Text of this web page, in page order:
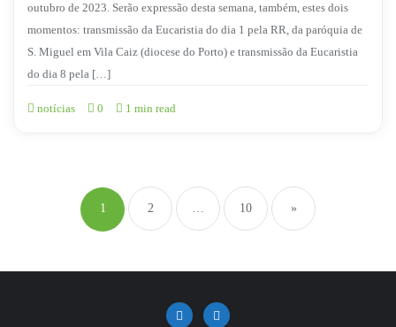
outubro de 2023. Serão expressão desta semana, também, estes dois
momentos: transmissão da Eucaristia do dia 1 pela RR, da paróquia de
S. Miguel em Vila Caiz (diocese do Porto) e transmissão da Eucaristia
do dia 8 pela […]
notícias 0 1 min read
de
artigos
1 2 … 10 »